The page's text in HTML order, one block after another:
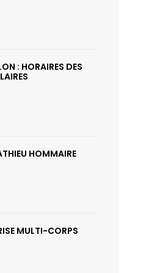
: HORAIRES DES
HOMMAIRE
MULTI-CORPS